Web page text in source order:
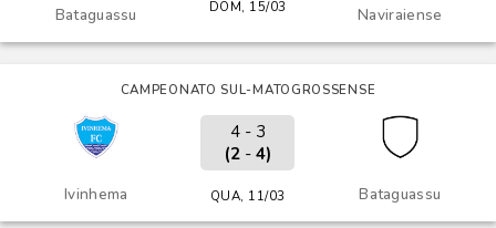
Bataguassu Naviraiense
DOM, 15/03
CAMPEONATO SUL-MATOGROSSENSE
Ivinhema Bataguassu
4 - 3
(2- 4)
QUA, 11/03